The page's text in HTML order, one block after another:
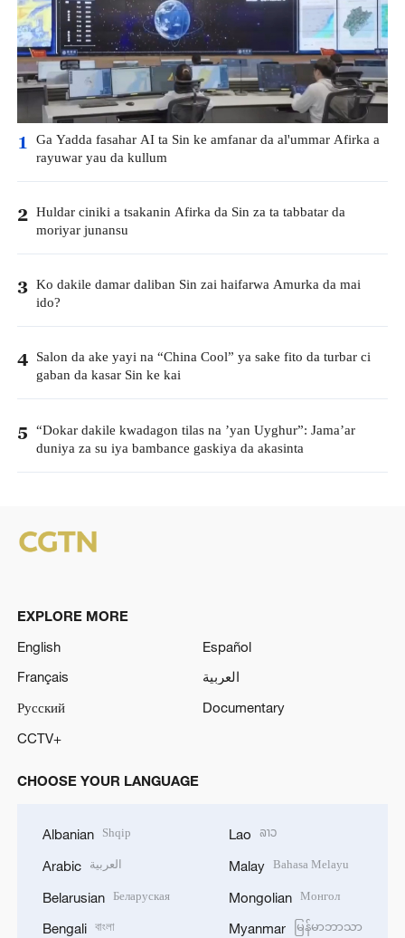
1 Ga Yadda fasahar AI ta Sin ke amfanar da al'ummar Afirka a
rayuwar yau da kullum
2 Huldar ciniki a tsakanin Afirka da Sin za ta tabbatar da
moriyar junansu
3 Ko dakile damar daliban Sin zai haifarwa Amurka da mai
ido?
4 Salon da ake yayi na “China Cool” ya sake fito da turbar ci
gaban da kasar Sin ke kai
5 “Dokar dakile kwadagon tilas na ’yan Uyghur”: Jama’ar
duniya za su iya bambance gaskiya da akasinta
EXPLORE MORE
English
Español
Français
العربية
Русский
Documentary
CCTV+
CHOOSE YOUR LANGUAGE
Albanian Shqip
Arabic العربية
Belarusian Беларуская
Bengali বাংলা
Lao ລາວ
Malay Bahasa Melayu
Mongolian Монгол
Myanmar မြန်မာဘာသာ